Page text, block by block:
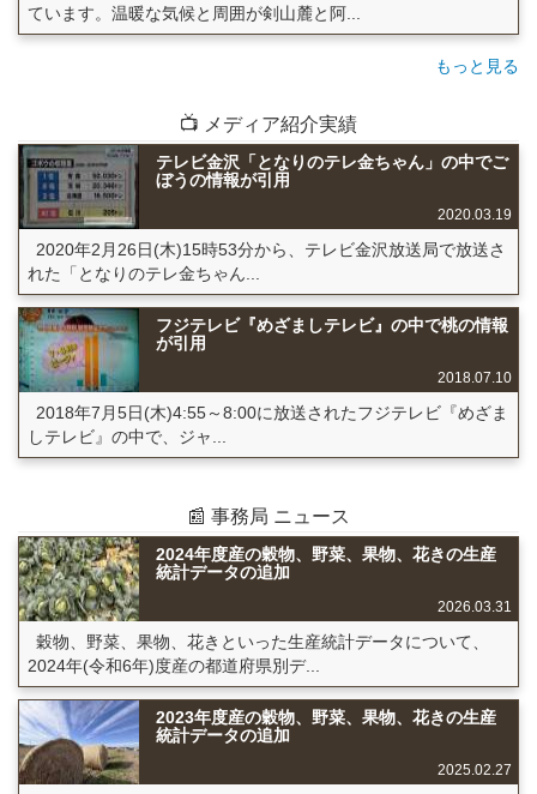
ています。温暖な気候と周囲が剣山麓と阿...
もっと見る
📺 メディア紹介実績
テレビ金沢「となりのテレ金ちゃん」の中でご
ぼうの情報が引用
2020.03.19
2020年2月26日(木)15時53分から、テレビ金沢放送局で放送さ
れた「となりのテレ金ちゃん...
フジテレビ『めざましテレビ』の中で桃の情報
が引用
2018.07.10
2018年7月5日(木)4:55～8:00に放送されたフジテレビ『めざま
しテレビ』の中で、ジャ...
📰 事務局 ニュース
2024年度産の穀物、野菜、果物、花きの生産
統計データの追加
2026.03.31
穀物、野菜、果物、花きといった生産統計データについて、
2024年(令和6年)度産の都道府県別デ...
2023年度産の穀物、野菜、果物、花きの生産
統計データの追加
2025.02.27